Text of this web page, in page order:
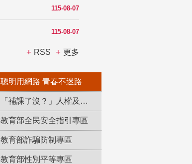
115-08-07
115-08-07
RSS 更多
聰明用網路 青春不迷路
「補課了沒？」人權及轉型正義教育專區
教育部全民安全指引專區
教育部詐騙防制專區
教育部性別平等專區